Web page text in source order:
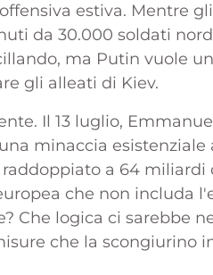
estiva. Mentre
da 30.000 soldati
ma Putin vuole
gli alleati di Kiev.
Il 13 luglio,
minaccia
a 64
che non includa
Che logica ci sarebbe
che la scongiurino